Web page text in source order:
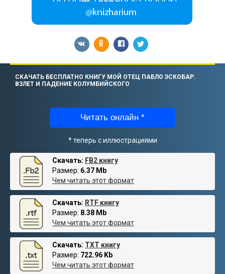
СКАЧАТЬ БЕСПЛАТНО КНИГУ МОЙ ОТЕЦ ПАБЛО ЭСКОБАР.
ВЗЛЕТ И ПАДЕНИЕ КОЛУМБИЙСКОГО
Читать онлайн *
* теперь с иллюстрациями
Скачать: FB2 книгу
Размер: 6.37 Mb
Чем читать этот формат
Скачать: RTF книгу
Размер: 8.38 Mb
Чем читать этот формат
Скачать: TXT книгу
Размер: 722.96 Kb
Чем читать этот формат